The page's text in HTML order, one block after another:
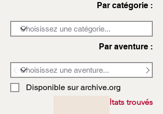
Par catégorie :
Par aventure :
Disponible sur archive.org
3972 résultats trouvés